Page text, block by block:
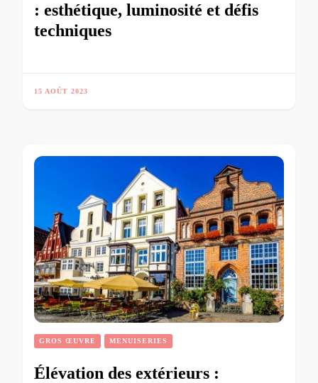
: esthétique, luminosité et défis
techniques
15 AOÛT 2023
GROS ŒUVRE MENUISERIES
Élévation des extérieurs :